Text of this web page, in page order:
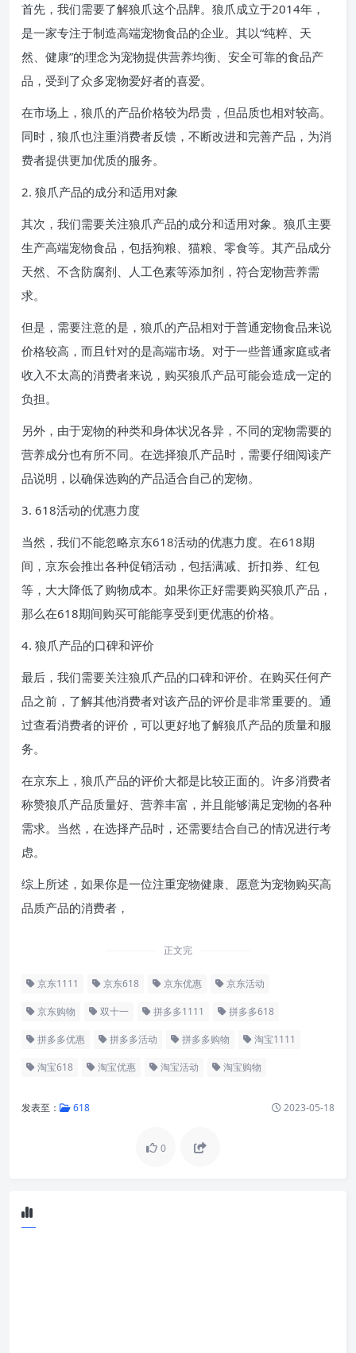
首先，我们需要了解狼爪这个品牌。狼爪成立于2014年，
是一家专注于制造高端宠物食品的企业。其以“纯粹、天
然、健康”的理念为宠物提供营养均衡、安全可靠的食品产
品，受到了众多宠物爱好者的喜爱。
在市场上，狼爪的产品价格较为昂贵，但品质也相对较高。
同时，狼爪也注重消费者反馈，不断改进和完善产品，为消
费者提供更加优质的服务。
2. 狼爪产品的成分和适用对象
其次，我们需要关注狼爪产品的成分和适用对象。狼爪主要
生产高端宠物食品，包括狗粮、猫粮、零食等。其产品成分
天然、不含防腐剂、人工色素等添加剂，符合宠物营养需
求。
但是，需要注意的是，狼爪的产品相对于普通宠物食品来说
价格较高，而且针对的是高端市场。对于一些普通家庭或者
收入不太高的消费者来说，购买狼爪产品可能会造成一定的
负担。
另外，由于宠物的种类和身体状况各异，不同的宠物需要的
营养成分也有所不同。在选择狼爪产品时，需要仔细阅读产
品说明，以确保选购的产品适合自己的宠物。
3. 618活动的优惠力度
当然，我们不能忽略京东618活动的优惠力度。在618期
间，京东会推出各种促销活动，包括满减、折扣券、红包
等，大大降低了购物成本。如果你正好需要购买狼爪产品，
那么在618期间购买可能能享受到更优惠的价格。
4. 狼爪产品的口碑和评价
最后，我们需要关注狼爪产品的口碑和评价。在购买任何产
品之前，了解其他消费者对该产品的评价是非常重要的。通
过查看消费者的评价，可以更好地了解狼爪产品的质量和服
务。
在京东上，狼爪产品的评价大都是比较正面的。许多消费者
称赞狼爪产品质量好、营养丰富，并且能够满足宠物的各种
需求。当然，在选择产品时，还需要结合自己的情况进行考
虑。
综上所述，如果你是一位注重宠物健康、愿意为宠物购买高
品质产品的消费者，
正文完
京东1111 京东618 京东优惠 京东活动
京东购物 双十一 拼多多1111 拼多多618
拼多多优惠 拼多多活动 拼多多购物 淘宝1111
淘宝618 淘宝优惠 淘宝活动 淘宝购物
发表至： 618 2023-05-18
0